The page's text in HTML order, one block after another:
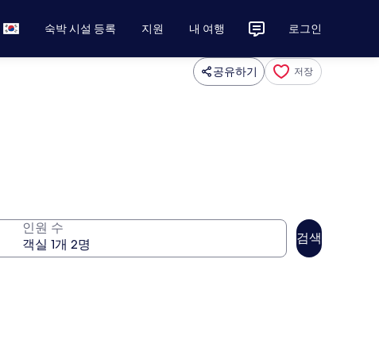
숙박 시설 등록 지원 내 여행 로그인
공유하기 저장
인원 수
검색